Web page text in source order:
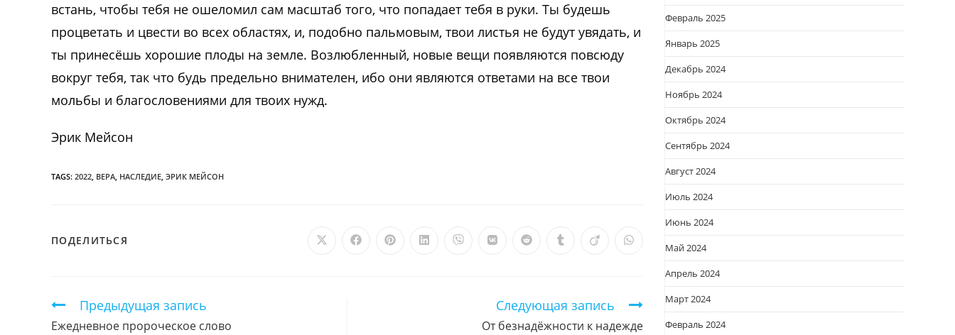
встань, чтобы тебя не ошеломил сам масштаб того, что попадает тебя в руки. Ты будешь
процветать и цвести во всех областях, и, подобно пальмовым, твои листья не будут увядать, и
ты принесёшь хорошие плоды на земле. Возлюбленный, новые вещи появляются повсюду
вокруг тебя, так что будь предельно внимателен, ибо они являются ответами на все твои
мольбы и благословениями для твоих нужд.
Эрик Мейсон
TAGS: 2022, ВЕРА, НАСЛЕДИЕ, ЭРИК МЕЙСОН
ПОДЕЛИТЬСЯ Открывается
Открывается
Открывается
Открывается
Открывается
Открывается
Открывается
Открывается
Открывается
Открывается
новом
Продолжить
чтение
Предыдущая запись
Ежедневное пророческое слово
Следующая запись
От безнадёжности к надежде
Февраль 2025
Январь 2025
Декабрь 2024
Ноябрь 2024
Октябрь 2024
Сентябрь 2024
Август 2024
Июль 2024
Июнь 2024
Май 2024
Апрель 2024
Март 2024
Февраль 2024